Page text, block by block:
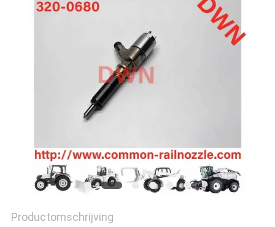
Productomschrijving